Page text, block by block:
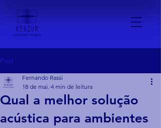
Post
Qual a melhor solução
acústica para ambientes
Fernando Rassi
18 de mai. 4 min de leitura